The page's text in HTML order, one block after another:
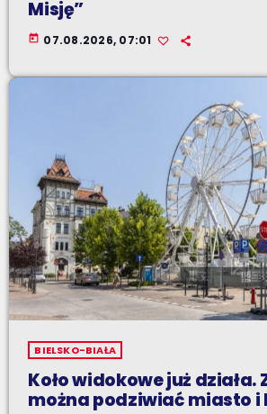
Misję”
today 07.08.2026, 07:01
BIELSKO-BIAŁA
Koło widokowe już działa.
można podziwiać miasto i